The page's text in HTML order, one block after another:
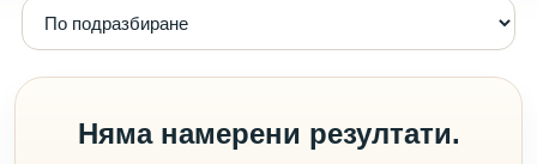
Няма намерени резултати.